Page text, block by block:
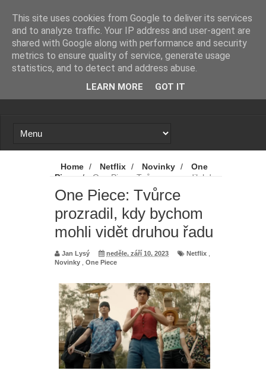
Loading...
Home / Netflix / Novinky /
One
Piece
/
One Piece: Tvůrce prozradil, kdy
bychom mohli vidět druhou řadu
One Piece: Tvůrce
prozradil, kdy bychom
mohli vidět druhou řadu
Jan Lysý neděle, září 10, 2023 Netflix
Novinky
One Piece
This site uses cookies from Google to deliver its services
and to analyze traffic. Your IP address and user-agent are
shared with Google along with performance and security
metrics to ensure quality of service, generate usage
statistics, and to detect and address abuse.
LEARN MORE GOT IT